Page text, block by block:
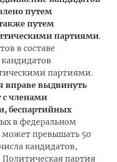
путем
путем
партиями.
в составе
партиями.
вправе выдвинуть
с членами
беспартийных
в федеральном
может превышать 50
кандидатов,
партия